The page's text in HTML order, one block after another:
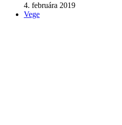
4. februára 2019
Vege